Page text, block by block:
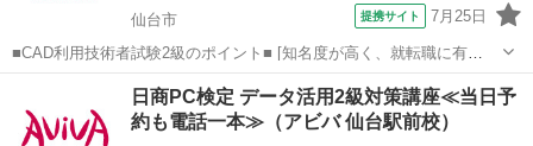
仙台市 提携サイト 7月25日
■CAD利用技術者試験2級のポイント■ [知名度が高く、就転職に有
利！] CAD資格の中でも知名度が高く、採用などで優遇する資格として
挙げている企業も多く、就職・転職を考えている方におすすめです。
[CAD知識だけでなく...
仙台市 その他
日商PC検定 データ活用2級対策講座≪当日予
約も電話一本≫（アビバ 仙台駅前校）